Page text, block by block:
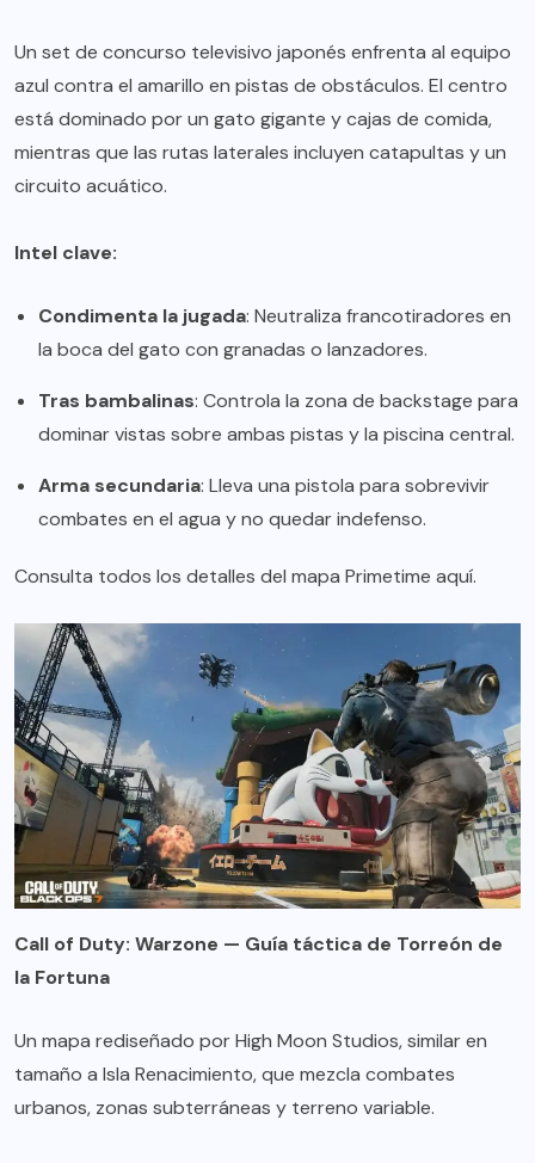
Un set de concurso televisivo japonés enfrenta al equipo
azul contra el amarillo en pistas de obstáculos. El centro
está dominado por un gato gigante y cajas de comida,
mientras que las rutas laterales incluyen catapultas y un
circuito acuático.
Intel clave:
Condimenta la jugada: Neutraliza francotiradores en
la boca del gato con granadas o lanzadores.
Tras bambalinas: Controla la zona de backstage para
dominar vistas sobre ambas pistas y la piscina central.
Arma secundaria: Lleva una pistola para sobrevivir
combates en el agua y no quedar indefenso.
Consulta todos los detalles del mapa Primetime aquí.
Call of Duty: Warzone — Guía táctica de Torreón de
la Fortuna
Un mapa rediseñado por High Moon Studios, similar en
tamaño a Isla Renacimiento, que mezcla combates
urbanos, zonas subterráneas y terreno variable.